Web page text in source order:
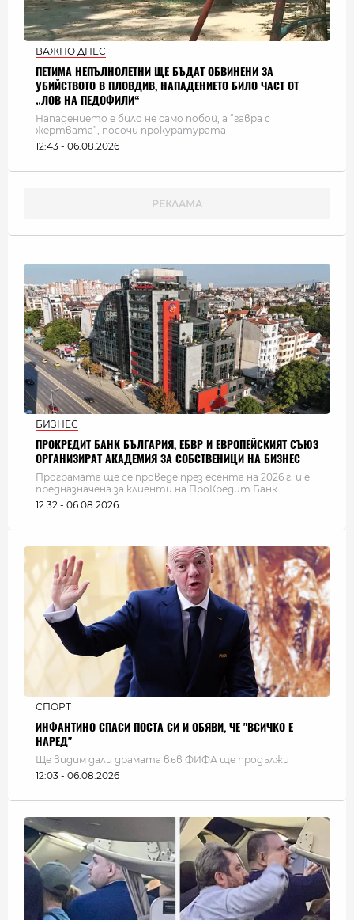
ВАЖНО ДНЕС
ПЕТИМА НЕПЪЛНОЛЕТНИ ЩЕ БЪДАТ ОБВИНЕНИ ЗА
УБИЙСТВОТО В ПЛОВДИВ, НАПАДЕНИЕТО БИЛО ЧАСТ ОТ
„ЛОВ НА ПЕДОФИЛИ“
Нападението е било не само побой, а “гавра с
жертвата”, посочи прокуратурата
12:43 - 06.08.2026
БИЗНЕС
ПРОКРЕДИТ БАНК БЪЛГАРИЯ, ЕБВР И ЕВРОПЕЙСКИЯТ СЪЮЗ
ОРГАНИЗИРАТ АКАДЕМИЯ ЗА СОБСТВЕНИЦИ НА БИЗНЕС
Програмата ще се проведе през есента на 2026 г. и е
предназначена за клиенти на ПроКредит Банк
12:32 - 06.08.2026
СПОРТ
ИНФАНТИНО СПАСИ ПОСТА СИ И ОБЯВИ, ЧЕ "ВСИЧКО Е
НАРЕД"
Ще видим дали драмата във ФИФА ще продължи
12:03 - 06.08.2026